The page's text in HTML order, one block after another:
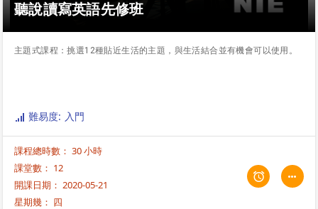
聽說讀寫英語先修班
主題式課程：挑選12種貼近生活的主題，與生活結合並有機會可以使用。
難易度: 入門
課程總時數： 30 小時
課堂數： 12
開課日期： 2020-05-21
星期幾： 四